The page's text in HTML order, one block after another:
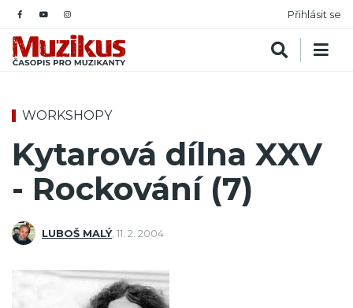
Přihlásit se
WORKSHOPY
Kytarová dílna XXV
- Rockování (7)
LUBOŠ MALÝ, 11. 2. 2004